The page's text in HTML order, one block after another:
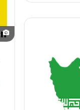
photo_2023-08-20_18-55-22